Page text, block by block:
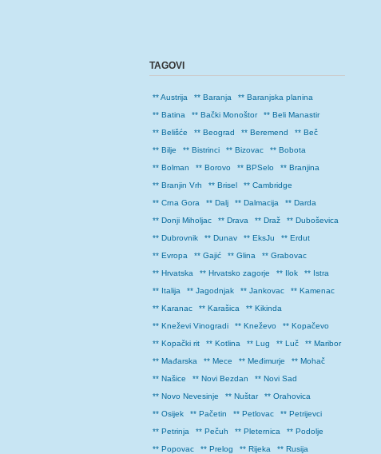
TAGOVI
** Austrija ** Baranja
** Baranjska planina
** Batina
** Bački Monoštor
** Beli Manastir
** Belišće
** Beograd ** Beremend
** Beč
** Bilje
** Bistrinci ** Bizovac
** Bobota
** Bolman
** Borovo ** BPSelo
** Branjina
** Branjin Vrh
** Brisel
** Cambridge
** Crna Gora
** Dalj ** Dalmacija
** Darda
** Donji Miholjac
** Drava ** Draž
** Duboševica
** Dubrovnik
** Dunav ** EksJu
** Erdut
** Evropa
** Gajić ** Glina
** Grabovac
** Hrvatska
** Hrvatsko zagorje ** Ilok
** Istra
** Italija
** Jagodnjak ** Jankovac
** Kamenac
** Karanac
** Karašica
** Kikinda
** Kneževi Vinogradi
** Kneževo
** Kopačevo
** Kopački rit
** Kotlina ** Lug ** Luč
** Maribor
** Mađarska
** Mece ** Međimurje
** Mohač
** Našice
** Novi Bezdan
** Novi Sad
** Novo Nevesinje
** Nuštar
** Orahovica
** Osijek
** Pačetin ** Petlovac
** Petrijevci
** Petrinja
** Pečuh ** Pleternica
** Podolje
** Popovac
** Prelog ** Rijeka
** Rusija